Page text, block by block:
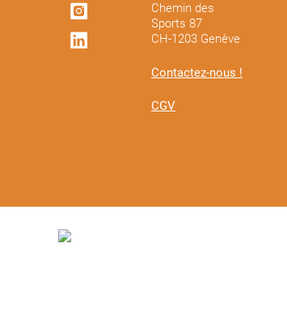
Chemin des
Sports 87
CH-1203 Genève
Contactez-nous !
CGV